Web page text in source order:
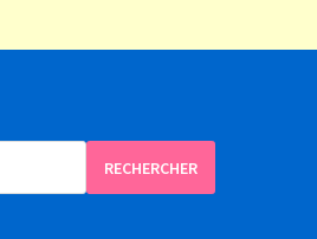
RECHERCHER